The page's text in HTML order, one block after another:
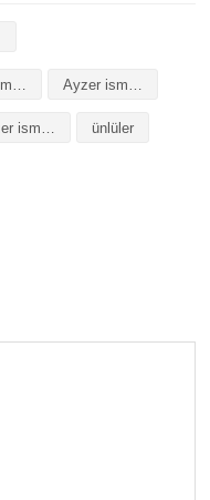
Ayzer isminin numerolojisi ünlüler